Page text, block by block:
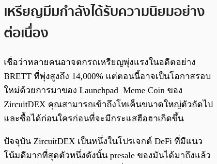
เหรียญมีมกำลังได้รับความนิยมอย่าง
ต่อเนื่อง
เชื่อว่าหลายคนอาจตกรถเหรียญพุ่งแรงในอดีตอย่าง
BRETT ที่พุ่งสูงถึง 14,000% แต่ตอนนี้อาจเป็นโอกาสรอบ
ใหม่ด้วยการมาของ Launchpad Meme Coin ของ
ZircuitDEX คุณสามารถเข้าถึงโทเค็นขนาดใหญ่ตัวถัดไป
และซื้อได้ก่อนใครก่อนที่จะมีกระแสฮือฮาเกิดขึ้น
ปัจจุบัน ZircuitDEX เป็นหนึ่งในโปรเจกต์ DeFi ที่มีแนว
โน้มดีมากที่สุดตัวหนึ่งดังนั้น presale ของมันได้มาถึงแล้ว